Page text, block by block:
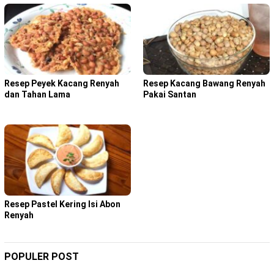
Resep Peyek Kacang Renyah
dan Tahan Lama
Resep Kacang Bawang Renyah
Pakai Santan
Resep Pastel Kering Isi Abon
Renyah
POPULER POST